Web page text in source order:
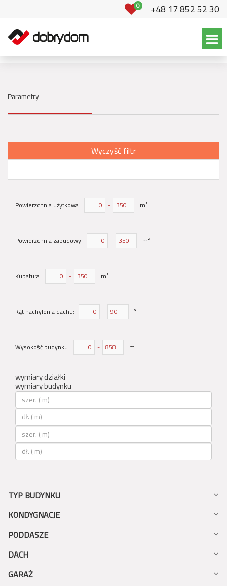
0 +48 17 852 52 30
Parametry
Wyczyść filtr
Powierzchnia użytkowa: - m²
Powierzchnia zabudowy: - m²
Kubatura: - m²
Kąt nachylenia dachu: - °
Wysokość budynku: - m
wymiary działki
wymiary budynku
TYP BUDYNKU
KONDYGNACJE
PODDASZE
DACH
GARAŻ